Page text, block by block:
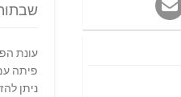
עונת
פיתה
ניתן